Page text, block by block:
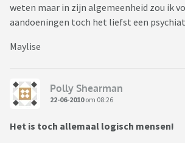
weten maar in zijn algemeenheid zou ik
aandoeningen toch het liefst een
Maylise
Polly Shearman
22-06-2010om 08:26
Het is toch allemaal logisch mensen!